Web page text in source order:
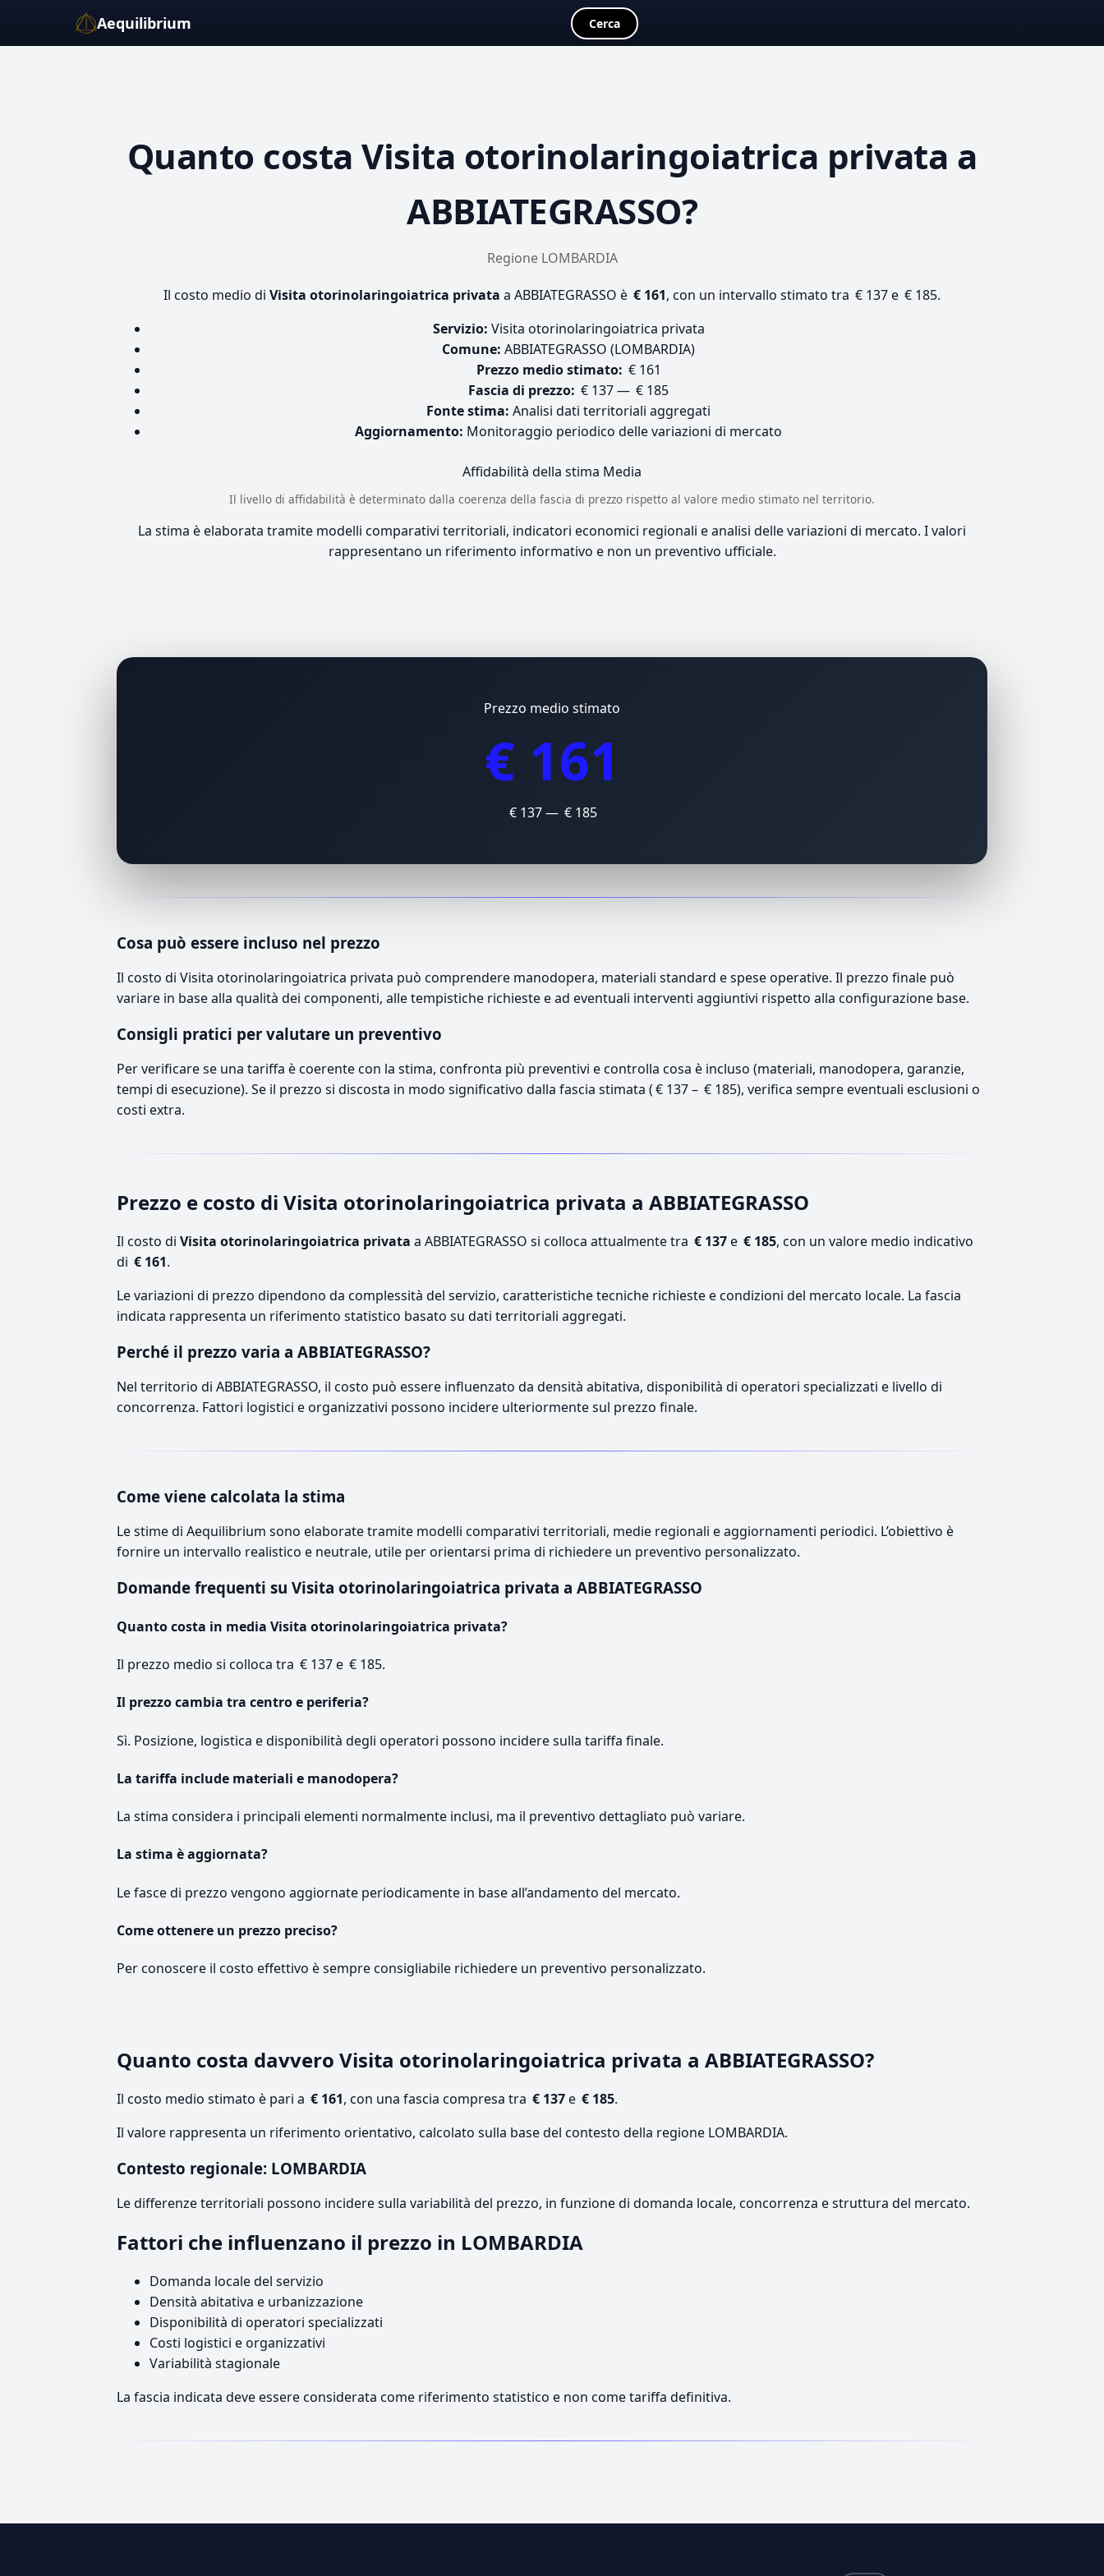
Aequilibrium Cerca
Quanto costaVisita otorinolaringoiatrica privata a
ABBIATEGRASSO?
Regione LOMBARDIA
Il costo medio di Visita otorinolaringoiatrica privata a ABBIATEGRASSO è € 161, con un intervallo stimato tra € 137 e € 185.
Servizio: Visita otorinolaringoiatrica privata
Comune: ABBIATEGRASSO (LOMBARDIA)
Prezzo medio stimato: € 161
Fascia di prezzo: € 137 — € 185
Fonte stima: Analisi dati territoriali aggregati
Aggiornamento: Monitoraggio periodico delle variazioni di mercato
Affidabilità della stima Media
Il livello di affidabilità è determinato dalla coerenza della fascia di prezzo rispetto al valore medio stimato nel territorio.
La stima è elaborata tramite modelli comparativi territoriali, indicatori economici regionali e analisi delle variazioni di mercato. I valori
rappresentano un riferimento informativo e non un preventivo ufficiale.
Prezzo medio stimato
€ 161
€ 137 — € 185
Cosa può essere incluso nel prezzo
Il costo di Visita otorinolaringoiatrica privata può comprendere manodopera, materiali standard e spese operative. Il prezzo finale può
variare in base alla qualità dei componenti, alle tempistiche richieste e ad eventuali interventi aggiuntivi rispetto alla configurazione base.
Consigli pratici per valutare un preventivo
Per verificare se una tariffa è coerente con la stima, confronta più preventivi e controlla cosa è incluso (materiali, manodopera, garanzie,
tempi di esecuzione). Se il prezzo si discosta in modo significativo dalla fascia stimata ( € 137 – € 185), verifica sempre eventuali esclusioni o
costi extra.
Prezzo e costo di Visita otorinolaringoiatrica privata a ABBIATEGRASSO
Il costo di Visita otorinolaringoiatrica privata a ABBIATEGRASSO si colloca attualmente tra € 137e € 185, con un valore medio indicativo
di € 161.
Le variazioni di prezzo dipendono da complessità del servizio, caratteristiche tecniche richieste e condizioni del mercato locale. La fascia
indicata rappresenta un riferimento statistico basato su dati territoriali aggregati.
Perché il prezzo varia a ABBIATEGRASSO?
Nel territorio di ABBIATEGRASSO, il costo può essere influenzato da densità abitativa, disponibilità di operatori specializzati e livello di
concorrenza. Fattori logistici e organizzativi possono incidere ulteriormente sul prezzo finale.
Come viene calcolata la stima
Le stime di Aequilibrium sono elaborate tramite modelli comparativi territoriali, medie regionali e aggiornamenti periodici. L’obiettivo è
fornire un intervallo realistico e neutrale, utile per orientarsi prima di richiedere un preventivo personalizzato.
Domande frequenti su Visita otorinolaringoiatrica privata a ABBIATEGRASSO
Quanto costa in media Visita otorinolaringoiatrica privata?
Il prezzo medio si colloca tra € 137 e € 185.
Il prezzo cambia tra centro e periferia?
Sì. Posizione, logistica e disponibilità degli operatori possono incidere sulla tariffa finale.
La tariffa include materiali e manodopera?
La stima considera i principali elementi normalmente inclusi, ma il preventivo dettagliato può variare.
La stima è aggiornata?
Le fasce di prezzo vengono aggiornate periodicamente in base all’andamento del mercato.
Come ottenere un prezzo preciso?
Per conoscere il costo effettivo è sempre consigliabile richiedere un preventivo personalizzato.
Quanto costa davvero Visita otorinolaringoiatrica privata a ABBIATEGRASSO?
Il costo medio stimato è pari a € 161, con una fascia compresa tra € 137e € 185.
Il valore rappresenta un riferimento orientativo, calcolato sulla base del contesto della regione LOMBARDIA.
Contesto regionale: LOMBARDIA
Le differenze territoriali possono incidere sulla variabilità del prezzo, in funzione di domanda locale, concorrenza e struttura del mercato.
Fattori che influenzano il prezzo in LOMBARDIA
Domanda locale del servizio
Densità abitativa e urbanizzazione
Disponibilità di operatori specializzati
Costi logistici e organizzativi
Variabilità stagionale
La fascia indicata deve essere considerata come riferimento statistico e non come tariffa definitiva.